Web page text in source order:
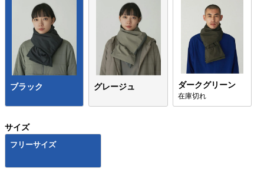
ブラック グレージュ ダークグリーン
在庫切れ
サイズ
フリーサイズ